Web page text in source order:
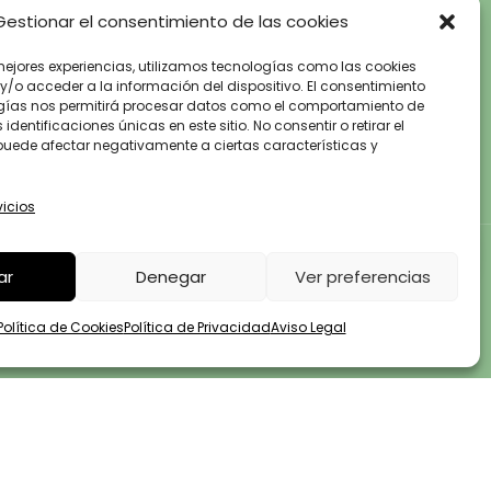
el consentimiento de las cookies
experiencias, utilizamos tecnologías como las cookies
o acceder a la información del dispositivo. El consentimiento
nos permitirá procesar datos como el comportamiento de
únicas en este sitio. No consentir o retirar el
afectar negativamente a ciertas características y
Denegar Ver preferencias
de CookiesPolítica de PrivacidadAviso Legal
POLÍTICA DE PRIVACIDAD
POLÍTICA DE COOKIES